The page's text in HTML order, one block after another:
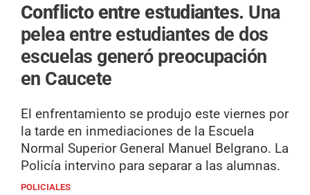
Conflicto entre estudiantes. Una
pelea entre estudiantes de dos
escuelas generó preocupación
en Caucete
El enfrentamiento se produjo este viernes por
la tarde en inmediaciones de la Escuela
Normal Superior General Manuel Belgrano. La
Policía intervino para separar a las alumnas.
POLICIALES